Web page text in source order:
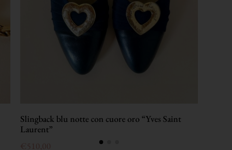
Slingback blu notte con cuore oro “Yves Saint
Laurent”